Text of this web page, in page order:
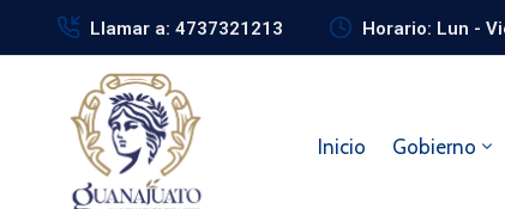
Llamar a: 4737321213 Horario: Lun -
Inicio Gobierno